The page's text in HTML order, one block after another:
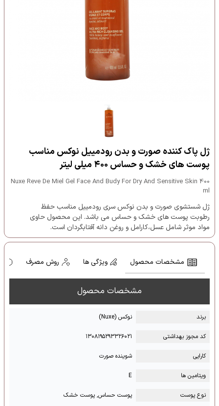
ژل پاک کننده صورت و بدن رودمییل نوکس مناسب
پوست های خشک و حساس ۴۰۰ میلی لیتر
Nuxe Reve De Miel Gel Face And Budy For Dry And Sensitive Skin 400
ml
ژل شستشوی صورت و بدن نوکس سری رودمییل مناسب حفظ
رطوبت پوست های خشک و حساس می باشد. این محصول حاوی
مواد موثر شامل عسل،کارامل و روغن دانه آفتابگردان است.
مشخصات محصول ویژگی ها روش مصرف
مشخصات محصول
برند نوکس (Nuxe)
کد مجوز بهداشتی ۱۳۰۸۱۹۵۲۹۳۳۲۶۰۲۱
کارایی شوینده صورت
ویتامین ها E
نوع پوست پوست حساس, پوست خشک